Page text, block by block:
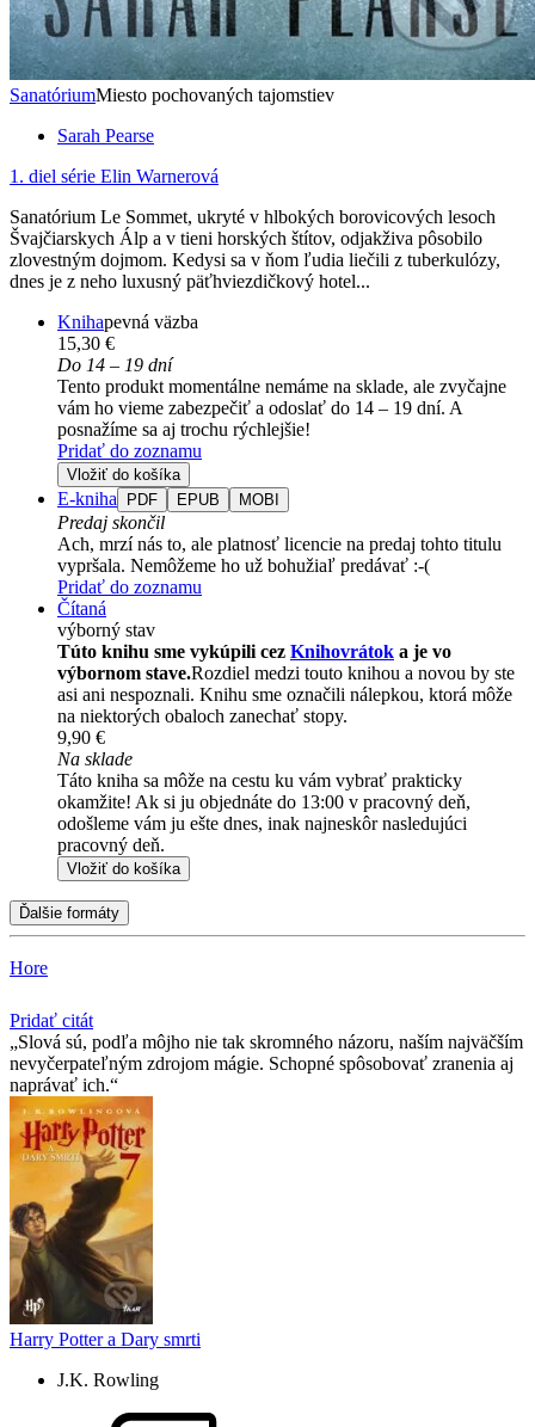
SanatóriumMiesto pochovaných tajomstiev
Sarah Pearse
1. diel série Elin Warnerová
Sanatórium Le Sommet, ukryté v hlbokých borovicových lesoch
Švajčiarskych Álp a v tieni horských štítov, odjakživa pôsobilo
zlovestným dojmom. Kedysi sa v ňom ľudia liečili z tuberkulózy,
dnes je z neho luxusný päťhviezdičkový hotel...
Knihapevná väzba
15,30 €
Do 14 – 19 dní
Tento produkt momentálne nemáme na sklade, ale zvyčajne
vám ho vieme zabezpečiť a odoslať do 14 – 19 dní. A
posnažíme sa aj trochu rýchlejšie!
Pridať do zoznamu
Vložiť do košíka
E-kniha PDF EPUB MOBI
Predaj skončil
Ach, mrzí nás to, ale platnosť licencie na predaj tohto titulu
vypršala. Nemôžeme ho už bohužiaľ predávať :-(
Pridať do zoznamu
Čítaná
výborný stav
Túto knihu sme vykúpili cez Knihovrátok a je vo
výbornom stave.Rozdiel medzi touto knihou a novou by ste
asi ani nespoznali. Knihu sme označili nálepkou, ktorá môže
na niektorých obaloch zanechať stopy.
9,90 €
Na sklade
Táto kniha sa môže na cestu ku vám vybrať prakticky
okamžite! Ak si ju objednáte do 13:00 v pracovný deň,
odošleme vám ju ešte dnes, inak najneskôr nasledujúci
pracovný deň.
Vložiť do košíka
Ďalšie formáty
Hore
Pridať citát
Slová sú, podľa môjho nie tak skromného názoru, naším najväčším
nevyčerpateľným zdrojom mágie. Schopné spôsobovať zranenia aj
naprávať ich.
Harry Potter a Dary smrti
J.K. Rowling